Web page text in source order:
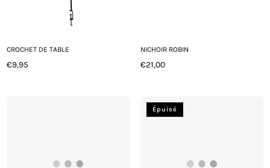
CROCHET DE TABLE
Prix
€9,95
NICHOIR ROBIN
Prix
€21,00
Épuisé